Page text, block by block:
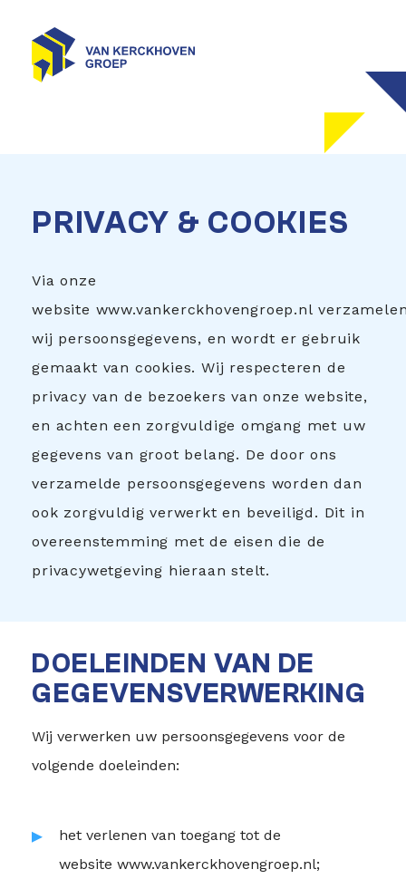
PRIVACY & COOKIES
Via onze
website www.vankerckhovengroep.nl
wij persoonsgegevens, en wordt er gebruik
gemaakt van cookies. Wij respecteren de
privacy van de bezoekers van onze website,
en achten een zorgvuldige omgang met uw
gegevens van groot belang. De door ons
verzamelde persoonsgegevens worden dan
ook zorgvuldig verwerkt en beveiligd. Dit in
overeenstemming met de eisen die de
privacywetgeving hieraan stelt.
DOELEINDEN VAN DE
GEGEVENSVERWERKING
Wij verwerken uw persoonsgegevens voor de
volgende doeleinden:
het verlenen van toegang tot de
websitewww.vankerckhovengroep.nl;